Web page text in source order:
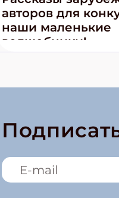
авторов для
наши маленькие
волшебники!»